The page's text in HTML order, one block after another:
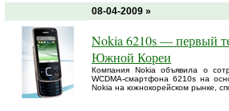
08-04-2009 »
Nokia 6210s — первый
Южной Кореи
Компания Nokia объявила о
WCDMA-смартфона 6210s на
Nokia на южнокорейском рынке,